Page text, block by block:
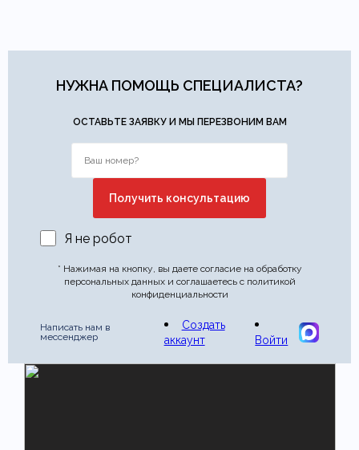
НУЖНА ПОМОЩЬ СПЕЦИАЛИСТА?
ОСТАВЬТЕ ЗАЯВКУ И МЫ ПЕРЕЗВОНИМ ВАМ
Я не робот
* Нажимая на кнопку, вы даете согласие на обработку
персональных данных и соглашаетесь с политикой
конфиденциальности
Написать нам в
мессенджер
Создать
аккаунт
Войти